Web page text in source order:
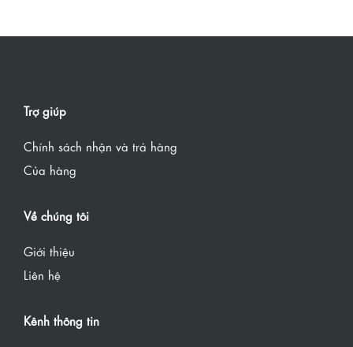
Trợ giúp
Chính sách nhận và trả hàng
Của hàng
Về chúng tôi
Giới thiệu
Liên hệ
Kênh thông tin